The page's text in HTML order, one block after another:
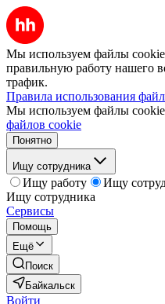
Мы используем файлы
правильную работу нашего
трафик.
Правила использования
Мы используем файлы
файлов cookie
Понятно
Ищу сотрудника
Ищу работу
Ищу
Ищу сотрудника
Сервисы
Помощь
Ещё
Поиск
Байкальск
Войти